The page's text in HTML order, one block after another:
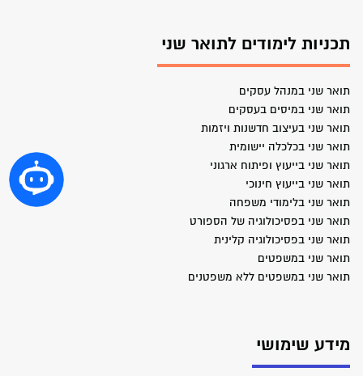
תכניות לימודים לתואר שני
תואר שני במנהל עסקים
תואר שני במיסים בעסקים
תואר שני בעיצוב חדשנות ויזמות
תואר שני בכלכלה יישומית
תואר שני בייעוץ ופיתוח ארגוני
תואר שני בייעוץ חינוכי
תואר שני בלימודי משפחה
תואר שני בפסיכולוגיה של הספורט
תואר שני בפסיכולוגיה קלינית
תואר שני במשפטים
תואר שני במשפטים ללא משפטנים
מידע שימושי